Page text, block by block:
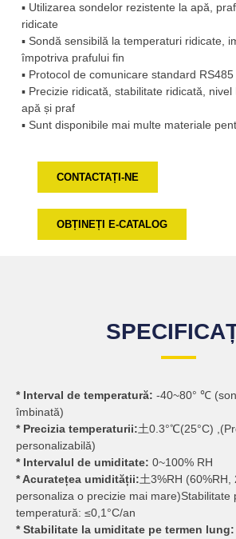
▪ Utilizarea sondelor rezistente la apă,
ridicate
▪ Sondă sensibilă la temperaturi ridicate,
împotriva prafului fin
▪ Protocol de comunicare standard
▪ Precizie ridicată, stabilitate ridicată,
apă și praf
▪ Sunt disponibile mai multe materiale
CONTACTAȚI-NE
OBȚINEȚI E-CATALOG
* Interval de temperatură: -40~80° ℃
îmbinată)
* Precizia temperaturii:土0.3°℃(25°C)
personalizabilă)
* Intervalul de umiditate: 0~100% RH
* Acuratețea umidității:土3%RH (60%RH,
personaliza o precizie mai mare)Stabilitate
temperatură: ≤0,1°C/an
* Stabilitate la umiditate pe termen lung: